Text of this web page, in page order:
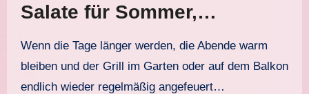
Salate für Sommer,
Grillabend und Buffet
Wenn die Tage länger werden, die Abende warm
bleiben und der Grill im Garten oder auf dem Balkon
endlich wieder regelmäßig angefeuert…